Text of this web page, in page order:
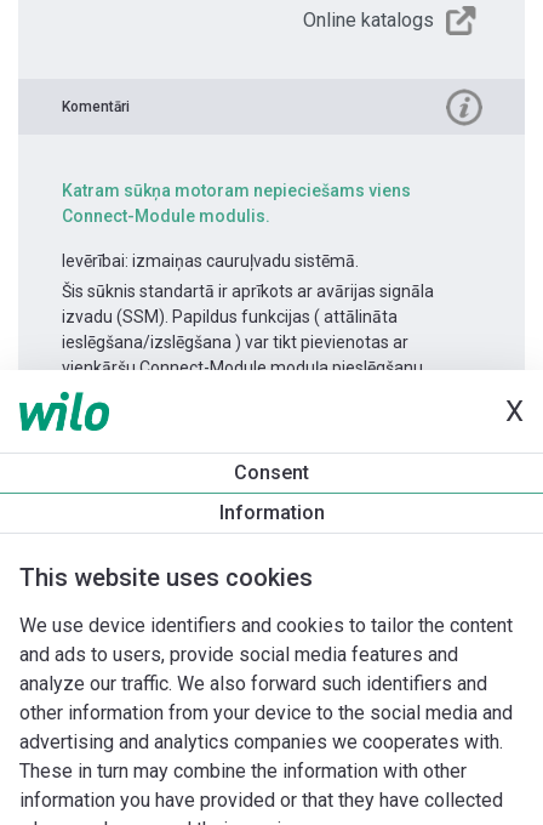
X
Consent
Information
This website uses cookies
We use device identifiers and cookies to tailor the content
and ads to users, provide social media features and
analyze our traffic. We also forward such identifiers and
other information from your device to the social media and
advertising and analytics companies we cooperates with.
These in turn may combine the information with other
information you have provided or that they have collected
Online katalogs
Komentāri
Katram sūkņa motoram nepieciešams viens
Connect-Module modulis.
Ievērībai: izmaiņas cauruļvadu sistēmā.
Šis sūknis standartā ir aprīkots ar avārijas signāla
izvadu (SSM). Papildus funkcijas ( attālināta
ieslēgšana/izslēgšana ) var tikt pievienotas ar
vienkāršu Connect-Module moduļa pieslēgšanu.
Produkta informācija
Yonos MAXO-D 32/0,5-11